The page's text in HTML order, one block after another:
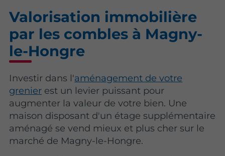
Valorisation immobilière
par les combles à Magny-
le-Hongre
Investir dans l'aménagement de votre
grenier est un levier puissant pour
augmenter la valeur de votre bien. Une
maison disposant d'un étage supplémentaire
aménagé se vend mieux et plus cher sur le
marché de Magny-le-Hongre.